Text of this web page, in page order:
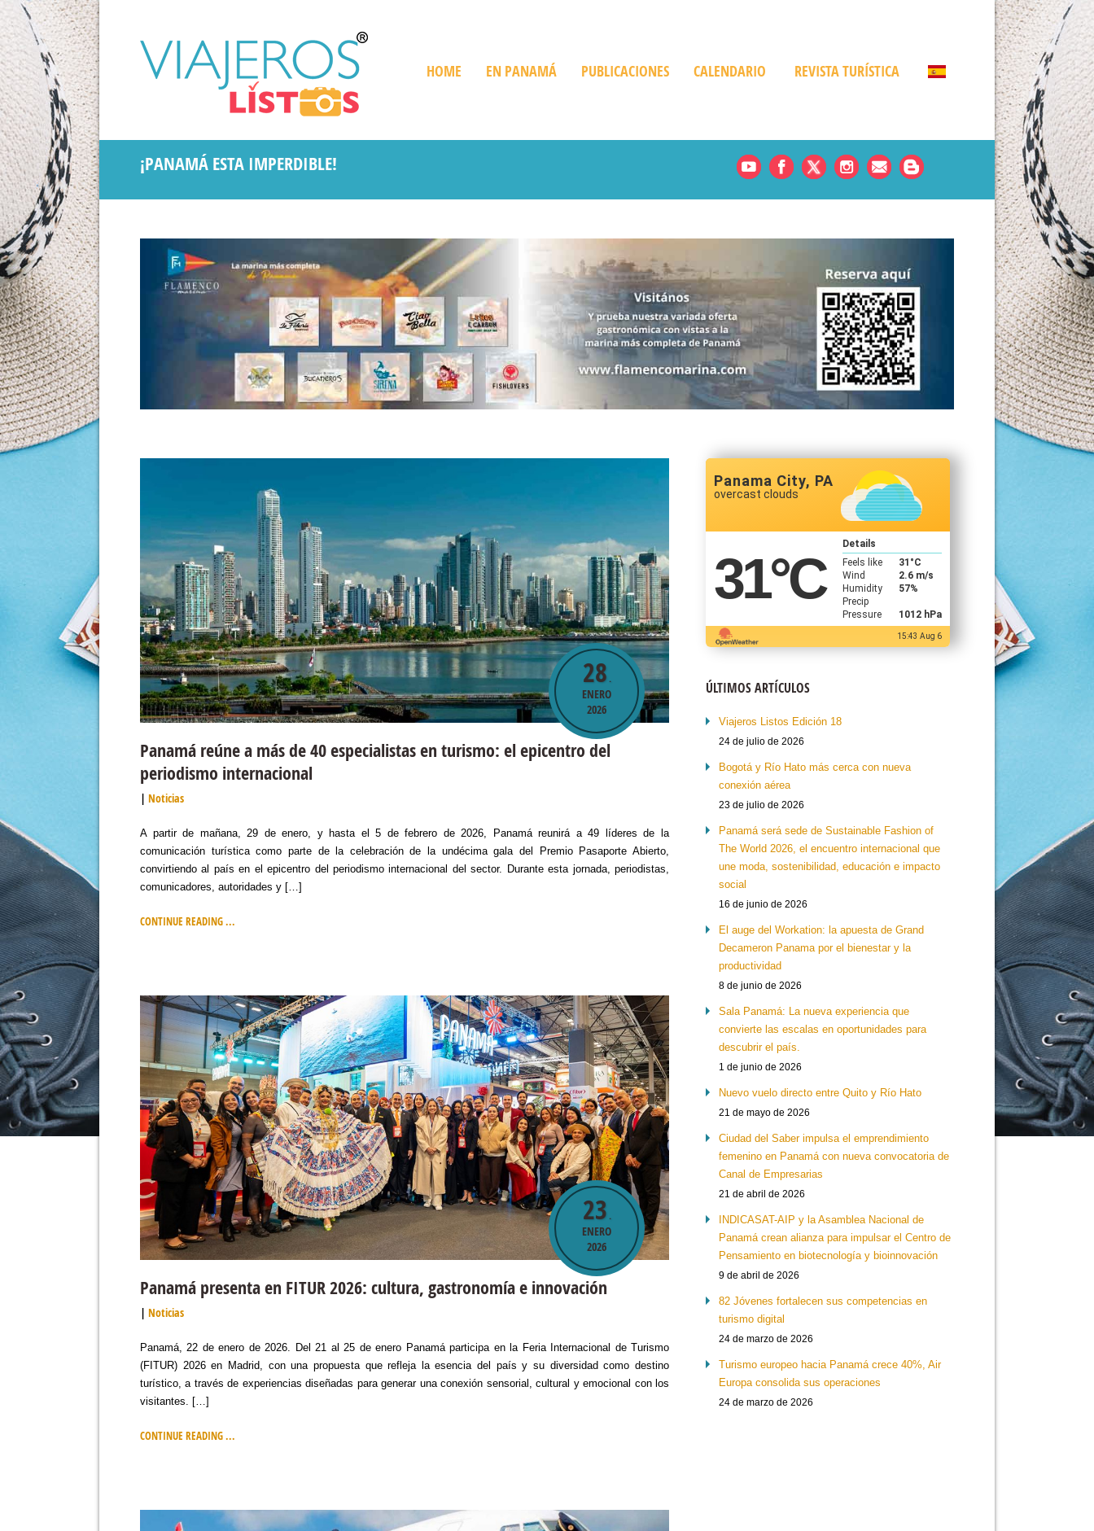
HOME EN PANAMÁ
Turismo Verde
PUBLICACIONES CALENDARIO REVISTA TURÍSTICA
¡PANAMÁ ESTA IMPERDIBLE!
28 .
ENERO
2026
Panamá reúne a más de 40 especialistas en turismo: el epicentro del
periodismo internacional
Noticias
A partir de mañana, 29 de enero, y hasta el 5 de febrero de 2026, Panamá reunirá a 49 líderes de la
comunicación turística como parte de la celebración de la undécima gala del Premio Pasaporte Abierto,
convirtiendo al país en el epicentro del periodismo internacional del sector. Durante esta jornada, periodistas,
comunicadores, autoridades y […]
CONTINUE READING ...
23 .
ENERO
2026
Panamá presenta en FITUR 2026: cultura, gastronomía e innovación
Noticias
Panamá, 22 de enero de 2026. Del 21 al 25 de enero Panamá participa en la Feria Internacional de Turismo
(FITUR) 2026 en Madrid, con una propuesta que refleja la esencia del país y su diversidad como destino
turístico, a través de experiencias diseñadas para generar una conexión sensorial, cultural y emocional con los
visitantes. […]
CONTINUE READING ...
Panama City, PA
overcast clouds
31°C
Details
Feels like
31 °C
Wind
2.6 m/s
Humidity
57%
Precip
Pressure
1012 hPa
15:43 Aug 6
ÚLTIMOS ARTÍCULOS
Viajeros Listos Edición 18
24 de julio de 2026
Bogotá y Río Hato más cerca con nueva
conexión aérea
23 de julio de 2026
Panamá será sede de Sustainable Fashion of
The World 2026, el encuentro internacional que
une moda, sostenibilidad, educación e impacto
social
16 de junio de 2026
El auge del Workation: la apuesta de Grand
Decameron Panama por el bienestar y la
productividad
8 de junio de 2026
Sala Panamá: La nueva experiencia que
convierte las escalas en oportunidades para
descubrir el país.
1 de junio de 2026
Nuevo vuelo directo entre Quito y Río Hato
21 de mayo de 2026
Ciudad del Saber impulsa el emprendimiento
femenino en Panamá con nueva convocatoria de
Canal de Empresarias
21 de abril de 2026
INDICASAT-AIP y la Asamblea Nacional de
Panamá crean alianza para impulsar el Centro de
Pensamiento en biotecnología y bioinnovación
9 de abril de 2026
82 Jóvenes fortalecen sus competencias en
turismo digital
24 de marzo de 2026
Turismo europeo hacia Panamá crece 40%, Air
Europa consolida sus operaciones
24 de marzo de 2026